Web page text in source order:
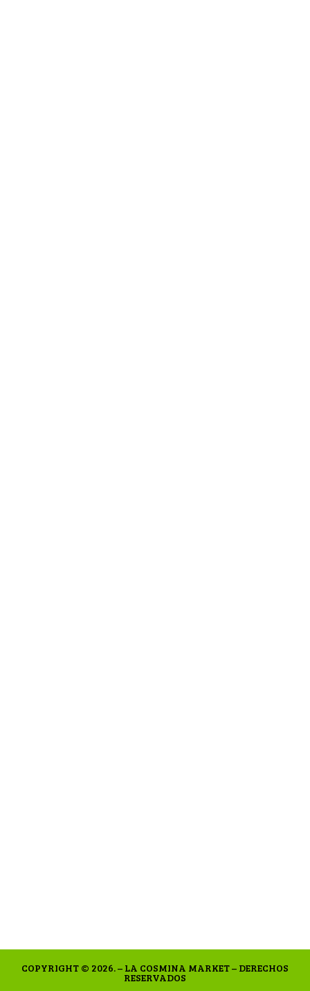
COPYRIGHT © 2026. – LA COSMINA MARKET – DERECHOS
RESERVADOS